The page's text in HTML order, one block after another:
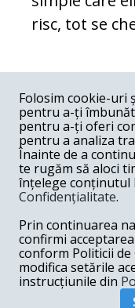
risc, tot se
COMENTARII
Nume
Email
Postează
Folosim cookie-uri
pentru a-ți
pentru a-ți oferi
pentru a analiza
Înainte de a
te rugăm să aloci
înțelege conținutul
Confidențialitate.
Prin continuarea
confirmi
conform Politicii
modifica setările
instrucțiunile din